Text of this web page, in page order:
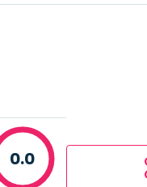
0.0